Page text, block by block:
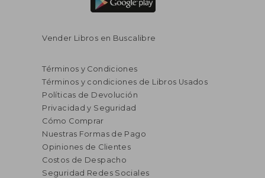
Vender Libros en Buscalibre
Términos y Condiciones
Términos y condiciones de Libros Usados
Políticas de Devolución
Privacidad y Seguridad
Cómo Comprar
Nuestras Formas de Pago
Opiniones de Clientes
Costos de Despacho
Seguridad Redes Sociales